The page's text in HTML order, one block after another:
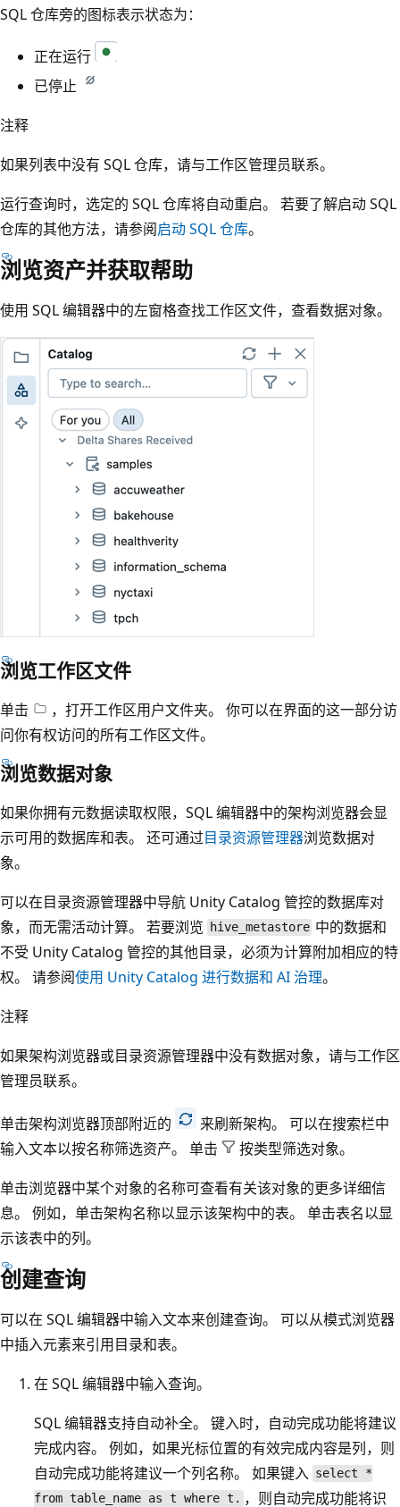
SQL 仓库旁的图标表示状态为：
正在运行
已停止
注释
如果列表中没有 SQL 仓库，请与工作区管理员联系。
运行查询时，选定的 SQL 仓库将自动重启。 若要了解启动 SQL
仓库的其他方法，请参阅启动 SQL 仓库。
浏览资产并获取帮助
使用 SQL 编辑器中的左窗格查找工作区文件，查看数据对象。
浏览工作区文件
单击
，打开工作区用户文件夹。 你可以在界面的这一部分访
问你有权访问的所有工作区文件。
浏览数据对象
如果你拥有元数据读取权限，SQL 编辑器中的架构浏览器会显
示可用的数据库和表。 还可通过目录资源管理器浏览数据对
象。
可以在目录资源管理器中导航 Unity Catalog 管控的数据库对
象，而无需活动计算。 若要浏览
hive_metastore 中的数据和
不受 Unity Catalog 管控的其他目录，必须为计算附加相应的特
权。 请参阅使用 Unity Catalog 进行数据和 AI 治理。
注释
如果架构浏览器或目录资源管理器中没有数据对象，请与工作区
管理员联系。
单击架构浏览器顶部附近的
来刷新架构。 可以在搜索栏中
输入文本以按名称筛选资产。 单击
按类型筛选对象。
单击浏览器中某个对象的名称可查看有关该对象的更多详细信
息。 例如，单击架构名称以显示该架构中的表。 单击表名以显
示该表中的列。
创建查询
可以在 SQL 编辑器中输入文本来创建查询。 可以从模式浏览器
中插入元素来引用目录和表。
在 SQL 编辑器中输入查询。
SQL 编辑器支持自动补全。 键入时，自动完成功能将建议
完成内容。 例如，如果光标位置的有效完成内容是列，则
自动完成功能将建议一个列名称。 如果键入 select *
from table_name as t where t. ，则自动完成功能将识